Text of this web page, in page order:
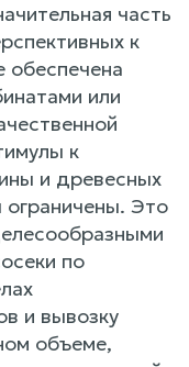
часть
к
обеспечена
или
к
и древесных
Это
по
и вывозку
объеме,